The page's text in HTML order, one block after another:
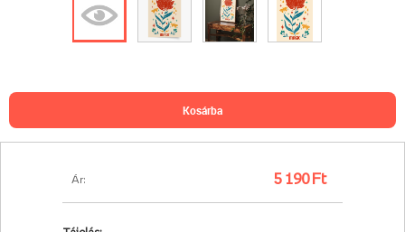
Ár: 5 190 Ft
kosárba